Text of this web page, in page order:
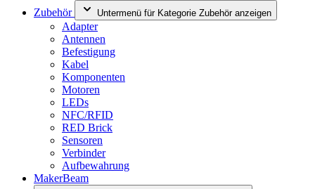
Zubehör
Untermenü für Kategorie Zubehör anzeigen
Adapter
Antennen
Befestigung
Kabel
Komponenten
Motoren
LEDs
NFC/RFID
RED Brick
Sensoren
Verbinder
Aufbewahrung
MakerBeam